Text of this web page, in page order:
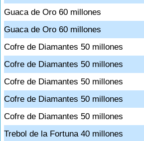
Guaca de Oro 60 millones
Guaca de Oro 60 millones
Cofre de Diamantes 50 millones
Cofre de Diamantes 50 millones
Cofre de Diamantes 50 millones
Cofre de Diamantes 50 millones
Cofre de Diamantes 50 millones
Trebol de la Fortuna 40 millones